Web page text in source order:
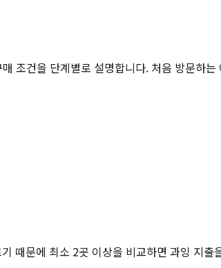
조건을 단계별로 설명합니다. 처음 방문하
때문에 최소 2곳 이상을 비교하면 과잉 지출